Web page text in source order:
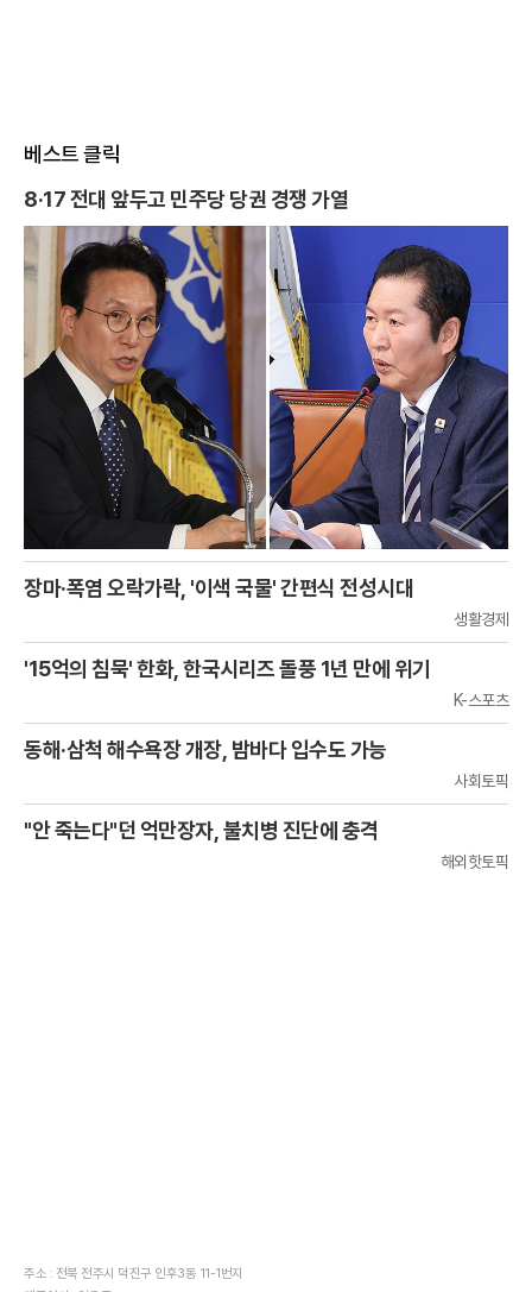
베스트 클릭
8·17 전대 앞두고 민주당 당권 경쟁 가열
장마·폭염 오락가락, '이색 국물' 간편식 전성시대
생활경제
'15억의 침묵' 한화, 한국시리즈 돌풍 1년 만에 위기
K-스포츠
동해·삼척 해수욕장 개장, 밤바다 입수도 가능
사회토픽
"안 죽는다"던 억만장자, 불치병 진단에 충격
해외핫토픽
주소 : 전북 전주시 덕진구 인후3동 11-1번지